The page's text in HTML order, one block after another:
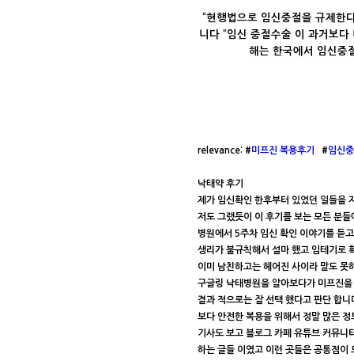
“현행법으로 임신중절을 규제한
니다 “임신 중절수술 이 과거보
해는 한국에서 임신중
relevance: #미프진 복용후기 #임신
낙태약 후기
제가 임신확인 한후부터 있었던 일들을
저도 그랬듯이 이 후기를 보는 모든 분
병원에서 5주차 임신 확인 이야기를 듣
생리가 불규칙해서 설마 했고 임테기로
이미 남친하고는 헤어진 사이라 말도 못
구글링 낙태병원을 알아보다가 미프진
결과 적으로는 잘 선택 했다고 판단 합니
보다 안전한 복용을 위해서 정말 많은
기사도 보고 블로그 카페 유튜브 커뮤니
하는 글들 이였고 이런 곳들은 공통점이